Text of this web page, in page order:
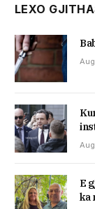
LEXO
E
ka